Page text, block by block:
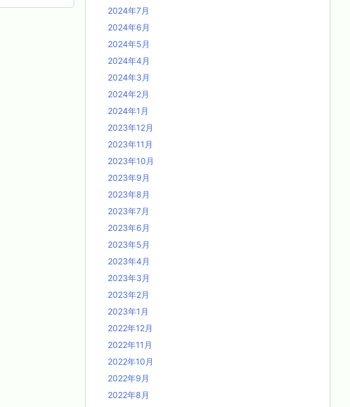
2024年7月
2024年6月
2024年5月
2024年4月
2024年3月
2024年2月
2024年1月
2023年12月
2023年11月
2023年10月
2023年9月
2023年8月
2023年7月
2023年6月
2023年5月
2023年4月
2023年3月
2023年2月
2023年1月
2022年12月
2022年11月
2022年10月
2022年9月
2022年8月